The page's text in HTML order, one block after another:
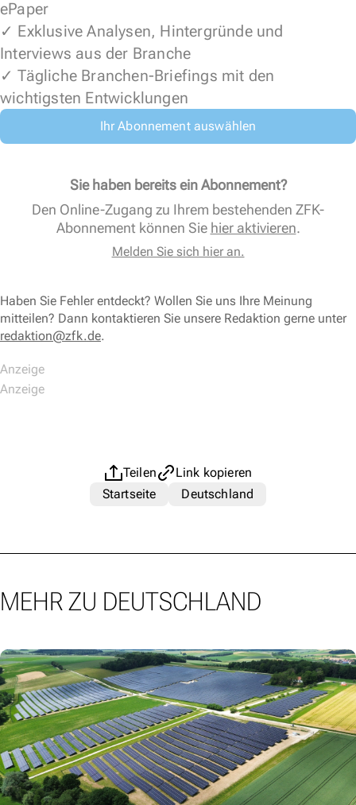
ePaper
✓ Exklusive Analysen, Hintergründe und
Interviews aus der Branche
✓ Tägliche Branchen-Briefings mit den
wichtigsten Entwicklungen
Ihr Abonnement auswählen
Sie haben bereits ein Abonnement?
Den Online-Zugang zu Ihrem bestehenden ZFK-
Abonnement können Sie hier aktivieren.
Melden Sie sich hier an.
Haben Sie Fehler entdeckt? Wollen Sie uns Ihre Meinung
mitteilen? Dann kontaktieren Sie unsere Redaktion gerne unter
redaktion@zfk.de.
Teilen
Link kopieren
Startseite
Deutschland
MEHR ZU DEUTSCHLAND